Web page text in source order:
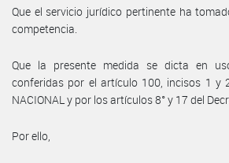
Que el servicio jurídico pertinente ha
competencia.
Que la presente medida se dicta en
conferidas por el artículo 100, incisos 1 y
NACIONAL y por los artículos 8° y 17 del
Por ello,